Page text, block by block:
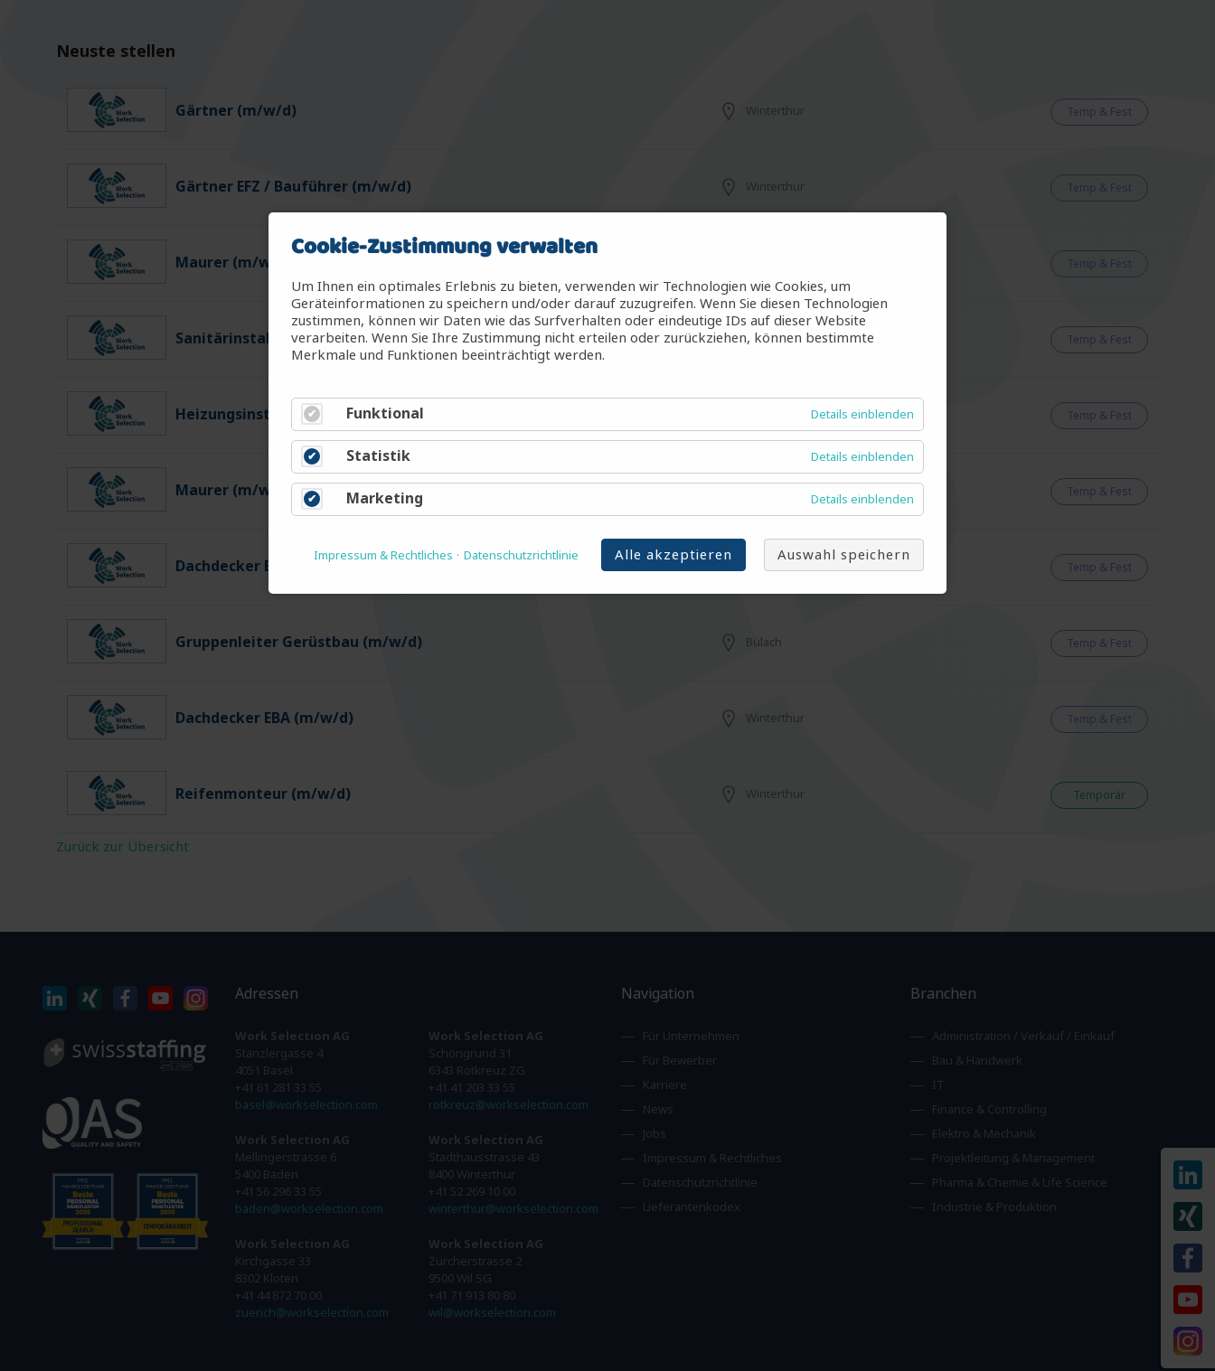
Neuste stellen
Gärtner (m/w/d) Winterthur Temp & Fest
Gärtner EFZ / Bauführer (m/w/d) Winterthur Temp & Fest
Maurer (m/w/d) Temp & Fest
Sanitärinstalateur EFZ (m/w/d) Winterthur Temp & Fest
Heizungsinstallateur EFZ (m/w/d) Temp & Fest
Maurer (m/w/d) Temp & Fest
Dachdecker EFZ (m/w/d) Frauenfeld Temp & Fest
Gruppenleiter Gerüstbau (m/w/d) Bülach Temp & Fest
Dachdecker EBA (m/w/d) Winterthur Temp & Fest
Reifenmonteur (m/w/d) Winterthur Temporär
Zurück zur Übersicht
Adressen
Work Selection AG
Stänzlergasse 4
4051 Basel
+41 61 281 33 55
basel@workselection.com
Work Selection AG
Mellingerstrasse 6
5400 Baden
+41 56 296 33 55
baden@workselection.com
Work Selection AG
Kirchgasse 33
8302 Kloten
+41 44 872 70 00
zuerich@workselection.com
Work Selection AG
Schöngrund 31
6343 Rotkreuz ZG
+41 41 203 33 55
rotkreuz@workselection.com
Work Selection AG
Stadthausstrasse 43
8400 Winterthur
+41 52 269 10 00
winterthur@workselection.com
Work Selection AG
Zürcherstrasse 2
9500 Wil SG
+41 71 913 80 80
wil@workselection.com
Navigation
Für Unternehmen
Für Bewerber
Karriere
News
Jobs
Impressum & Rechtliches
Datenschutzrichtlinie
Lieferantenkodex
Branchen
Administration / Verkauf / Einkauf
Bau & Handwerk
IT
Finance & Controlling
Elektro & Mechanik
Projektleitung & Management
Pharma & Chemie & Life Science
Industrie & Produktion
Cookie-Zustimmung verwalten
Um Ihnen ein optimales Erlebnis zu bieten, verwenden wir Technologien wie Cookies, um
Geräteinformationen zu speichern und/oder darauf zuzugreifen. Wenn Sie diesen Technologien
zustimmen, können wir Daten wie das Surfverhalten oder eindeutige IDs auf dieser Website
verarbeiten. Wenn Sie Ihre Zustimmung nicht erteilen oder zurückziehen, können bestimmte
Merkmale und Funktionen beeinträchtigt werden.
Funktional Details einblenden
Statistik Details einblenden
Marketing Details einblenden
Auswahl speichern
Alle akzeptieren
Impressum & Rechtliches Datenschutzrichtlinie